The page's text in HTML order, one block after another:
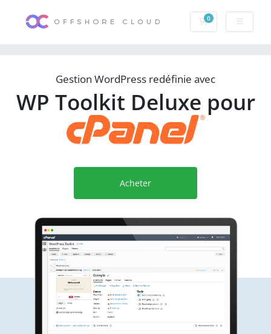
0Votre panier
Gestion WordPress redéfinie avec
WP Toolkit Deluxe pour
Acheter